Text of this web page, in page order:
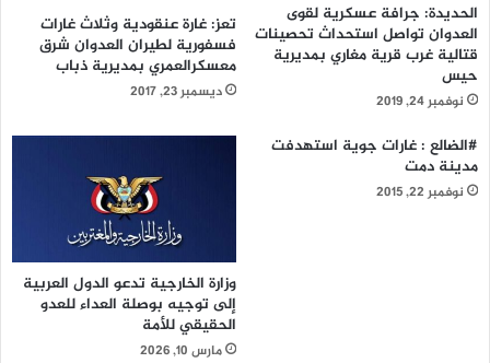
الحديدة: جرافة عسكرية لقوى
العدوان تواصل استحداث تحصينات
قتالية غرب قرية مغاري بمديرية
حيس
نوفمبر 24, 2019
تعز: غارة عنقودية وثلاث غارات
فسفورية لطيران العدوان شرق
معسكرالعمري بمديرية ذباب
ديسمبر 23, 2017
#الضالع‬ : غارات جوية استهدفت
مدينة دمت ‫
نوفمبر 22, 2015
وزارة الخارجية تدعو الدول العربية
إلى توجيه بوصلة العداء للعدو
الحقيقي للأمة
مارس 10, 2026